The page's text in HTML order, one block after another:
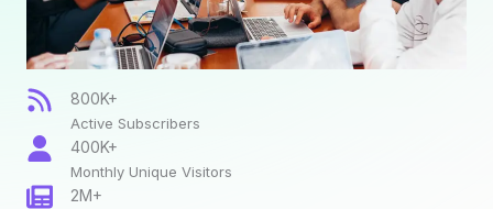
800K+
Active Subscribers
400K+
Monthly Unique Visitors
2M+